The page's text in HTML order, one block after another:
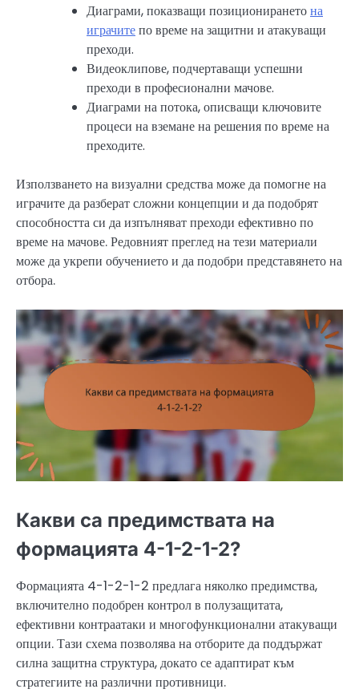
Диаграми, показващи позициониранетона
играчитепо време на защитни и атакуващи
преходи.
Видеоклипове, подчертаващи успешни
преходи в професионални мачове.
Диаграми на потока, описващи ключовите
процеси на вземане на решения по време на
преходите.
Използването на визуални средства може да помогне на
играчите да разберат сложни концепции и да подобрят
способността си да изпълняват преходи ефективно по
време на мачове. Редовният преглед на тези материали
може да укрепи обучението и да подобри представянето на
отбора.
Какви са предимствата на
формацията 4-1-2-1-2?
Формацията 4-1-2-1-2 предлага няколко предимства,
включително подобрен контрол в полузащитата,
ефективни контраатаки и многофункционални атакуващи
опции. Тази схема позволява на отборите да поддържат
силна защитна структура, докато се адаптират към
стратегиите на различни противници.